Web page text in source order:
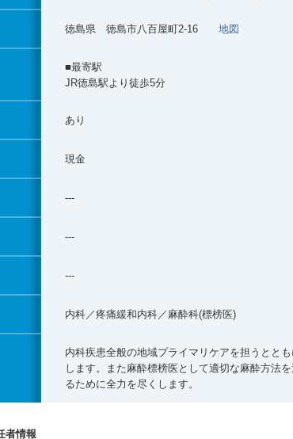
徳島県 徳島市八百屋町2-16 地図
■最寄駅
JR徳島駅より徒歩5分
あり
現金
---
---
---
内科／疼痛緩和内科／麻酔科(標榜医)
内科疾患全般の地域プライマリケアを担うとと
します。また麻酔標榜医として適切な麻酔方法
るために全力を尽くします。
者情報